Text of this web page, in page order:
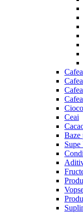
Ceai
Baze
Supe